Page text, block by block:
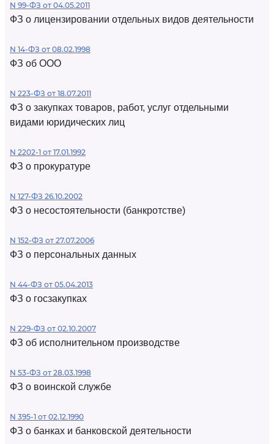
N 99-ФЗ от 04.05.2011
ФЗ о лицензировании отдельных видов деятельности
N 14-ФЗ от 08.02.1998
ФЗ об ООО
N 223-ФЗ от 18.07.2011
ФЗ о закупках товаров, работ, услуг отдельными
видами юридических лиц
N 2202-1 от 17.01.1992
ФЗ о прокуратуре
N 127-ФЗ 26.10.2002
ФЗ о несостоятельности (банкротстве)
N 152-ФЗ от 27.07.2006
ФЗ о персональных данных
N 44-ФЗ от 05.04.2013
ФЗ о госзакупках
N 229-ФЗ от 02.10.2007
ФЗ об исполнительном производстве
N 53-ФЗ от 28.03.1998
ФЗ о воинской службе
N 395-1 от 02.12.1990
ФЗ о банках и банковской деятельности